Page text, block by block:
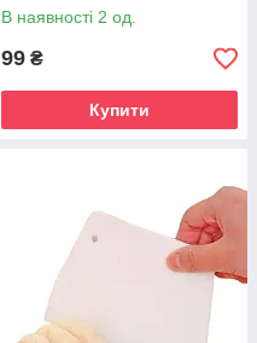
В наявності 2 од.
99 ₴
Купити